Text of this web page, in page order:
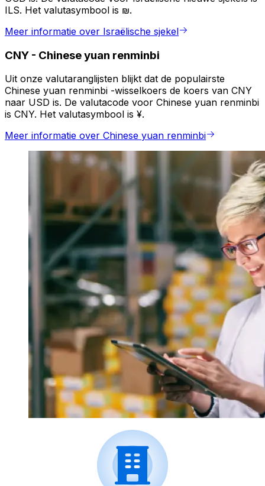
ILS. Het valutasymbool is ₪.
Meer informatie over Israëlische sjekel
CNY - Chinese yuan renminbi
Uit onze valutaranglijsten blijkt dat de populairste
Chinese yuan renminbi -wisselkoers de koers van CNY
naar USD is. De valutacode voor Chinese yuan renminbi
is CNY. Het valutasymbool is ¥.
Meer informatie over Chinese yuan renminbi